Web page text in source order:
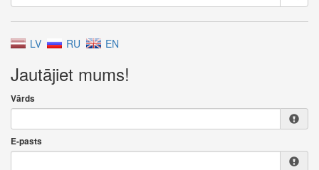
LV RU EN
Jautājiet mums!
Vārds
E-pasts